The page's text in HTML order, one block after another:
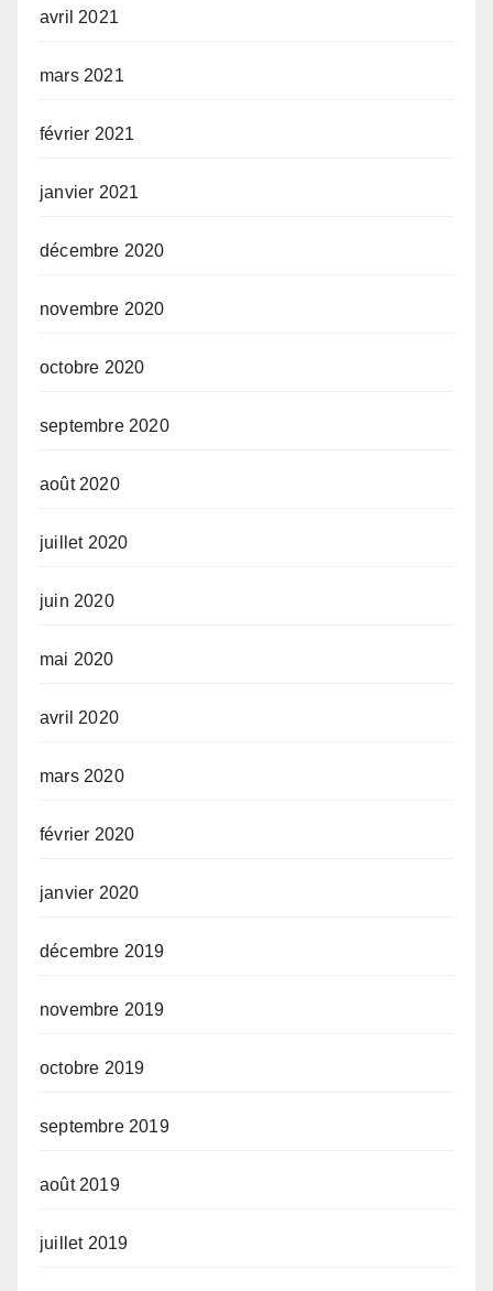
avril 2021
mars 2021
février 2021
janvier 2021
décembre 2020
novembre 2020
octobre 2020
septembre 2020
août 2020
juillet 2020
juin 2020
mai 2020
avril 2020
mars 2020
février 2020
janvier 2020
décembre 2019
novembre 2019
octobre 2019
septembre 2019
août 2019
juillet 2019